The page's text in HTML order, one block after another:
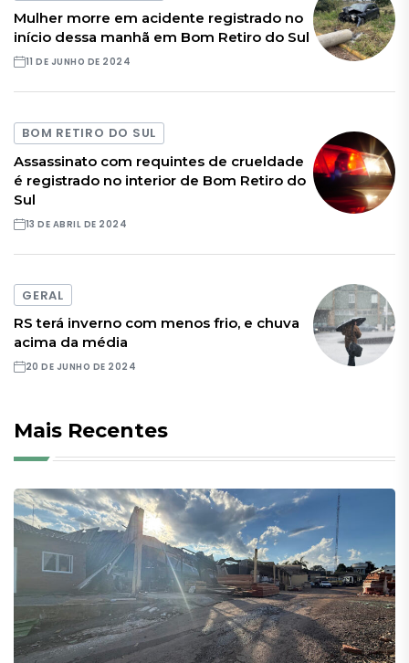
Mulher morre em acidente registrado no
início dessa manhã em Bom Retiro do Sul
11 DE JUNHO DE 2024
BOM RETIRO DO SUL
Assassinato com requintes de crueldade
é registrado no interior de Bom Retiro do
Sul
13 DE ABRIL DE 2024
GERAL
RS terá inverno com menos frio, e chuva
acima da média
20 DE JUNHO DE 2024
Mais Recentes